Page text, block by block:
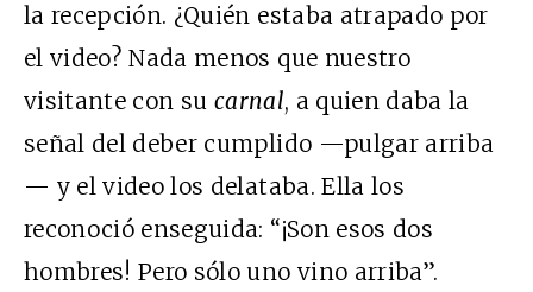
la recepción. ¿Quién estaba atrapado por
el video? Nada menos que nuestro
visitante con su carnal, a quien daba la
señal del deber cumplido —pulgar arriba
— y el video los delataba. Ella los
reconoció enseguida: “¡Son esos dos
hombres! Pero sólo uno vino arriba”.